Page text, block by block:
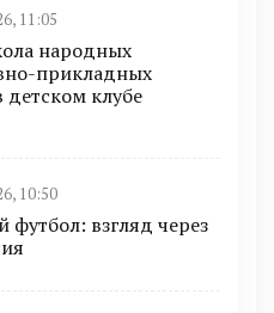
11:05
народных
прикладных
детском клубе
10:50
футбол: взгляд через